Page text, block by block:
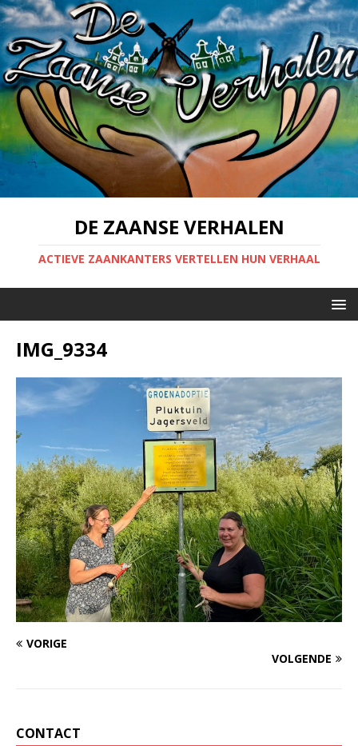
DE ZAANSE VERHALEN
ACTIEVE ZAANKANTERS VERTELLEN HUN VERHAAL
IMG_9334
VORIGE
VOLGENDE
CONTACT